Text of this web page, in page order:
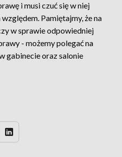
i musi czuć się w niej
Pamiętajmy, że na
w sprawie odpowiedniej
- możemy polegać na
gabinecie oraz salonie